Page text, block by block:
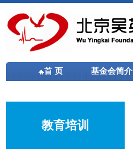
首 页 基金会简介
教育培训